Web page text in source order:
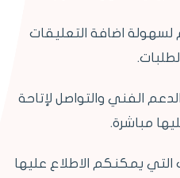
اضافة التعليقات
الفني والتواصل لإتاحة
مباشرة.
التي يمكنكم الاطلاع عليها